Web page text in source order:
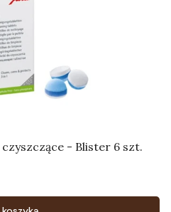
- Blister 6 szt.